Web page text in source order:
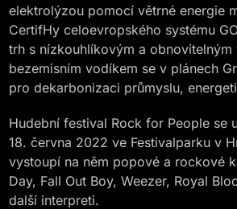
elektrolýzou pomocí větrné energie
CertifHy celoevropského systému
trh s nízkouhlíkovým a obnovitelným
bezemisním vodíkem se v plánech
pro dekarbonizaci průmyslu,
Hudební festival Rock for People se
18. června 2022 ve Festivalparku v
vystoupí na něm popové a rockové
Day, Fall Out Boy, Weezer, Royal
další interpreti.